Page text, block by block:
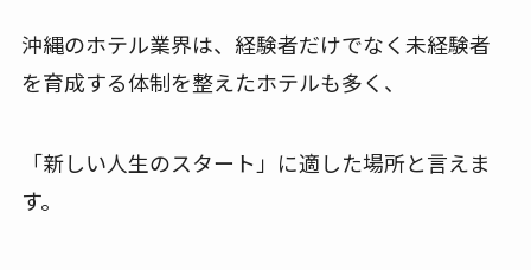
沖縄のホテル業界は、経験者だけでなく未経験者
を育成する体制を整えたホテルも多く、
「新しい人生のスタート」に適した場所と言えま
す。